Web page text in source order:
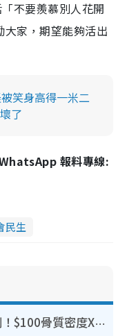
不要羨慕別人花開
家，期望能夠活出
笑身高得一米二
了
報料專線:
民生
港大推賽馬會強化骨骼計劃！$100骨質密度X光檢查 完成免費運動訓練送超市禮券！附參加資格